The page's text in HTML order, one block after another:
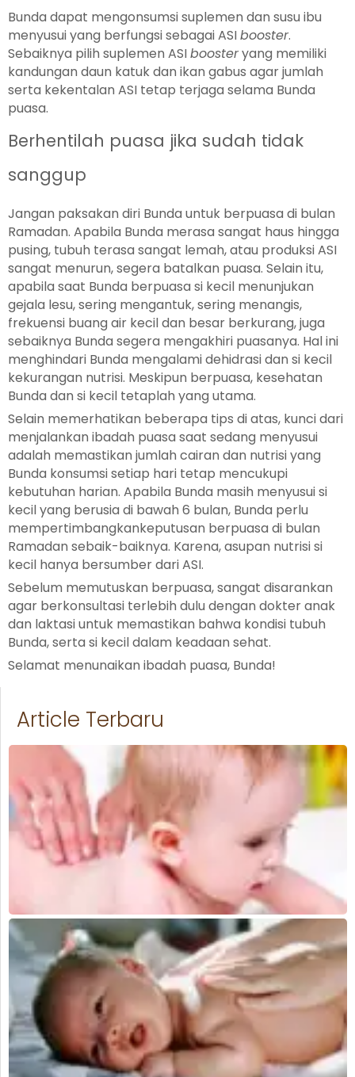
Bunda dapat mengonsumsi suplemen dan susu ibu
menyusui yang berfungsi sebagai ASIbooster.
Sebaiknya pilih suplemen ASIboosteryang memiliki
kandungan daun katuk dan ikan gabus agar jumlah
serta kekentalan ASI tetap terjaga selama Bunda
puasa.
Berhentilah puasa jika sudah tidak
sanggup
Jangan paksakan diri Bunda untuk berpuasa di bulan
Ramadan. Apabila Bunda merasa sangat haus hingga
pusing, tubuh terasa sangat lemah, atau produksi ASI
sangat menurun, segera batalkan puasa. Selain itu,
apabila saat Bunda berpuasa si kecil menunjukan
gejala lesu, sering mengantuk, sering menangis,
frekuensi buang air kecil dan besar berkurang, juga
sebaiknya Bunda segera mengakhiri puasanya. Hal ini
menghindari Bunda mengalami dehidrasi dan si kecil
kekurangan nutrisi. Meskipun berpuasa, kesehatan
Bunda dan si kecil tetaplah yang utama.
Selain memerhatikan beberapa tips di atas, kunci dari
menjalankan ibadah puasa saat sedang menyusui
adalah memastikan jumlah cairan dan nutrisi yang
Bunda konsumsi setiap hari tetap mencukupi
kebutuhan harian. Apabila Bunda masih menyusui si
kecil yang berusia di bawah 6 bulan, Bunda perlu
mempertimbangkankeputusan berpuasa di bulan
Ramadan sebaik-baiknya. Karena, asupan nutrisi si
kecil hanya bersumber dari ASI.
Sebelum memutuskan berpuasa, sangat disarankan
agar berkonsultasi terlebih dulu dengan dokter anak
dan laktasi untuk memastikan bahwa kondisi tubuh
Bunda, serta si kecil dalam keadaan sehat.
Selamat menunaikan ibadah puasa, Bunda!
Article Terbaru